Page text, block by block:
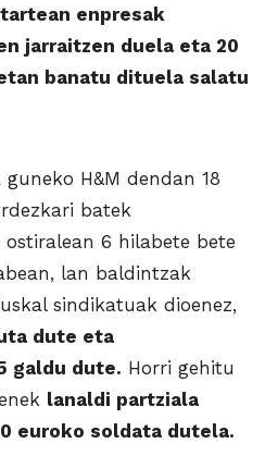
enpresak
jarraitzen duela eta 20
banatu dituela salatu
H&M dendan 18
batek
6 hilabete bete
lan baldintzak
sindikatuak dioenez,
dute eta
galdu dute. Horri gehitu
lanaldi partziala
euroko soldata dutela.